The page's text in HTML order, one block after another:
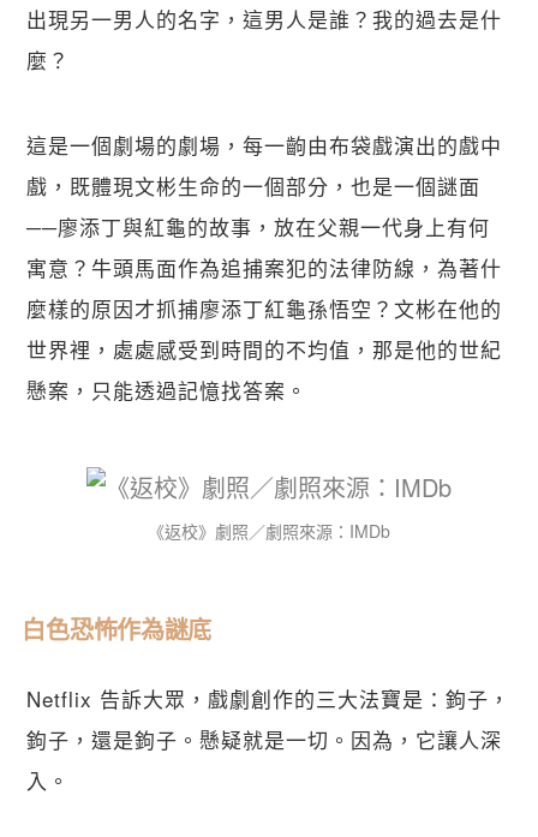
出現另一男人的名字，這男人是誰？我的過去是什
麼？
這是一個劇場的劇場，每一齣由布袋戲演出的戲中
戲，既體現文彬生命的一個部分，也是一個謎面
──廖添丁與紅龜的故事，放在父親一代身上有何
寓意？牛頭馬面作為追捕案犯的法律防線，為著什
麼樣的原因才抓捕廖添丁紅龜孫悟空？文彬在他的
世界裡，處處感受到時間的不均值，那是他的世紀
懸案，只能透過記憶找答案。
《返校》劇照／劇照來源：IMDb
白色恐怖作為謎底
Netflix 告訴大眾，戲劇創作的三大法寶是：鉤子，
鉤子，還是鉤子。懸疑就是一切。因為，它讓人深
入。